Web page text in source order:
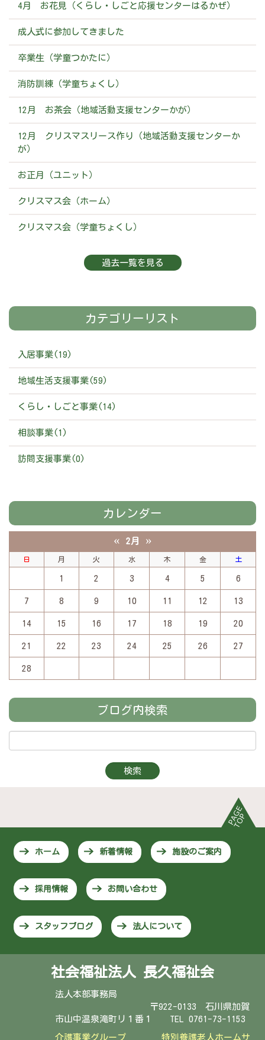
4月 お花見（くらし・しごと応援センターはるかぜ）
成人式に参加してきました
卒業生（学童つかたに）
消防訓練（学童ちょくし）
12月 お茶会（地域活動支援センターかが）
12月 クリスマスリース作り（地域活動支援センターか
が）
お正月（ユニット）
クリスマス会（ホーム）
クリスマス会（学童ちょくし）
過去一覧を見る
カテゴリーリスト
入居事業(19)
地域生活支援事業(59)
くらし・しごと事業(14)
相談事業(1)
訪問支援事業(0)
カレンダー
« 2月 »
日 月 火 水 木 金 土
1 2 3 4 5 6
7 8 9 10 11 12 13
14 15 16 17 18 19 20
21 22 23 24 25 26 27
28
ブログ内検索
ホーム 新着情報 施設のご案内
採用情報 お問い合わせ
スタッフブログ 法人について
社会福祉法人 長久福祉会
法人本部事務局
〒922-0133 石川県加賀
市山中温泉滝町リ１番１ TEL 0761-73-1153
介護事業グループ特別養護老人ホームサ